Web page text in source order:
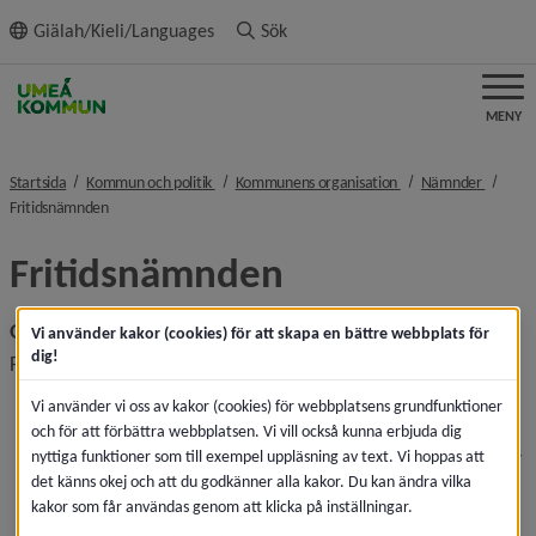
innehållet
Giälah/Kieli/Languages Sök
MENY
Startsida Kommun och politik nivå i brödsmulenavigeringen
Kommunens organisation nivå i
Nämnder nivå i
Fritidsnämndennivå i brödsmulenavigeringen
Fritidsnämnden
Grunduppdrag
Fritidsnämnden
ansvarar för att erbjuda Umeås invånare ett rikt,
jämlikt, jämställt och hållbart fritidsutbud, där barn
och ungas delaktighet och möjlighet till utveckling har
en särställning
erbjuder fritidsaktiviteter och inkluderande
Vi använder kakor (cookies) för att skapa en bättre webbplats för
dig!
Vi använder vi oss av kakor (cookies) för webbplatsens grundfunktioner
och för att förbättra webbplatsen. Vi vill också kunna erbjuda dig
nyttiga funktioner som till exempel uppläsning av text. Vi hoppas att
det känns okej och att du godkänner alla kakor. Du kan ändra vilka
kakor som får användas genom att klicka på inställningar.